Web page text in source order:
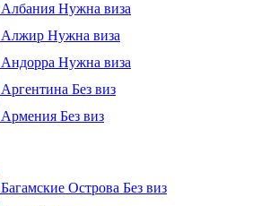
Албания Нужна виза
Алжир Нужна виза
Андорра Нужна виза
Аргентина Без виз
Армения Без виз
Багамские Острова Без виз